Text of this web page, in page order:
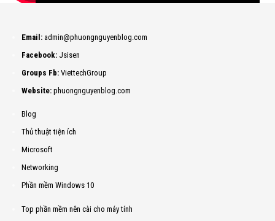
Email: admin@phuongnguyenblog.com
Facebook: Jsisen
Groups Fb: ViettechGroup
Website: phuongnguyenblog.com
Blog
Thủ thuật tiện ích
Microsoft
Networking
Phần mềm Windows 10
Top phần mềm nên cài cho máy tính